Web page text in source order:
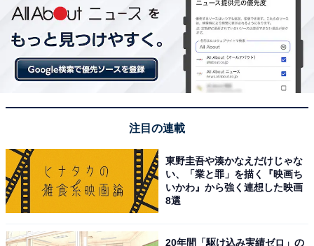
高松ナンバーの対象地域は高松市のみと、レア度が高
め。図柄入りナンバープレートには、高松市のシンボル
である黒松や高松港から望む屋島の景色が描かれていま
す。
して知名度が高いし、街としての存在感があり誇りを感
じられます」（20代男性／福井県）、「香川県じゃなく
て高松市だけフィーチャーしてるところ」（40代女性／
大分県）、「高松への愛をすごく実感するからです」
（20代男性／東京都）などの声が集まりました。
注目の連載
東野圭吾や湊かなえだけじゃな
い、「業と罪」を描く『映画ち
いかわ』から強く連想した映画
8選
20年間「駆け込み実績ゼロ」の